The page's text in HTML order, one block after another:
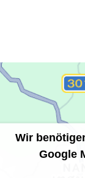
Wir
Google